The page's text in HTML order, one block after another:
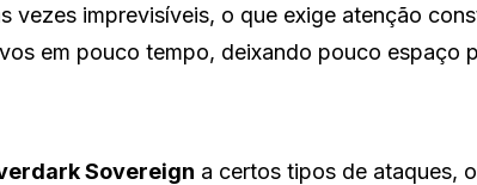
vezes imprevisíveis, o que exige atenção
em pouco tempo, deixando pouco espaço
Sovereign a certos tipos de ataques,